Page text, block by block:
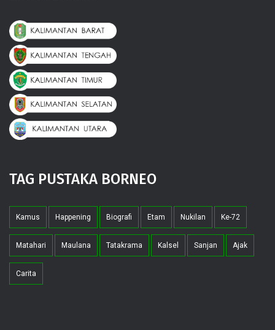
TAG PUSTAKA BORNEO
Kamus Happening Biografi Etam Nukilan Ke-72
Matahari Maulana Tatakrama Kalsel Sanjan Ajak
Carita